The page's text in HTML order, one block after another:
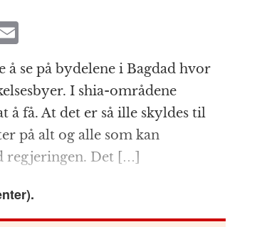
ai
l
å se på bydelene i Bagdad hvor
I shia-områdene
få. At det er så ille skyldes til
på alt og alle som kan
regjeringen. Det […]